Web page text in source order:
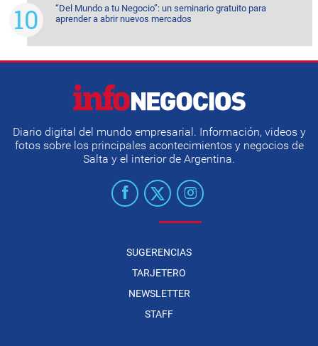
“Del Mundo a tu Negocio”: un seminario gratuito para
aprender a abrir nuevos mercados
Diario digital del mundo empresarial. Información, videos y
fotos sobre los principales acontecimientos y negocios de
Salta y el interior de Argentina.
SUGERENCIAS
TARJETERO
NEWSLETTER
STAFF